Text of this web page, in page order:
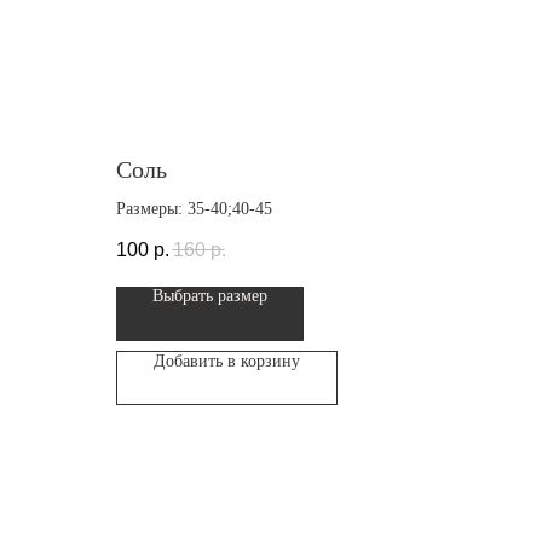
Соль
Размеры: 35-40;40-45
100 р. 160 р.
Выбрать размер
Добавить в корзину